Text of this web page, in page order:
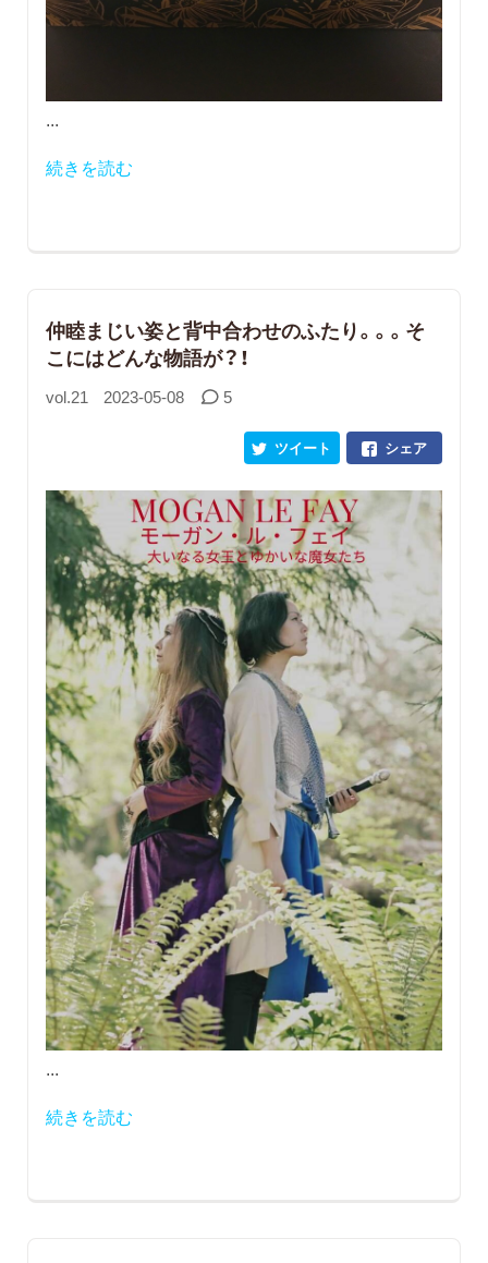
...
続きを読む
仲睦まじい姿と背中合わせのふたり。。。そ
こにはどんな物語が？！
vol.21 2023-05-08 5
シェア
ツイート
...
続きを読む